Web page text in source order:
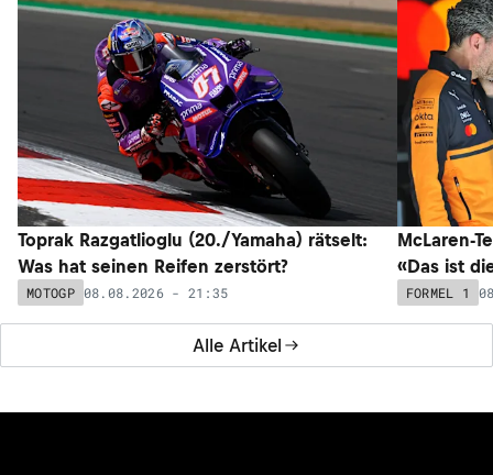
Alle Artikel
Toprak Razgatlioglu (20./Yamaha) rätselt:
Was hat seinen Reifen zerstört?
MOTOGP 08.08.2026 - 21:35
McLaren-
«Das ist
FORMEL 1